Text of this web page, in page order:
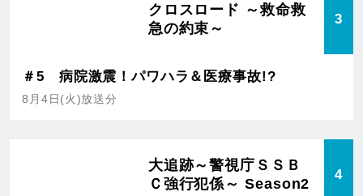
クロスロード ～救命救
急の約束～
3
＃5 病院激震！パワハラ＆医療事故!?
8月4日(火)放送分
大追跡～警視庁ＳＳＢ
Ｃ強行犯係～ Season2
4